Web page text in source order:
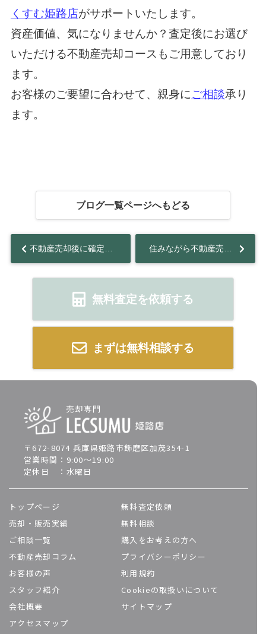
くすむ姫路店がサポートいたします。
資産価値、気になりませんか？査定後にお選び
いただける不動産売却コースもご用意しており
ます。
お客様のご要望に合わせて、親身にご相談承り
ます。
ブログ一覧ページへもどる
不動産売却後に確定申告が必要なのはどのようなケース？必要書類なども解説... 住みながら不動産売却する方法とは？メリットと注意点も解説...
無料査定を依頼する
まずは無料相談する
〒672-8074 兵庫県姫路市飾磨区加茂354-1
営業時間：9:00～19:00
定休日 ：水曜日
トップページ
売却・販売実績
ご相談一覧
不動産売却コラム
お客様の声
スタッフ紹介
会社概要
アクセスマップ
無料査定依頼
無料相談
購入をお考えの方へ
プライバシーポリシー
利用規約
Cookieの取扱いについて
サイトマップ